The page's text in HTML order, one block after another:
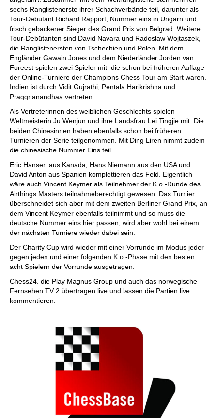
sechs Ranglistenerste ihrer Schachverbände teil, darunter als
Tour-Debütant Richard Rapport, Nummer eins in Ungarn und
frisch gebackener Sieger des Grand Prix von Belgrad. Weitere
Tour-Debütanten sind David Navara und Radoslaw Wojtaszek,
die Ranglistenersten von Tschechien und Polen. Mit dem
Engländer Gawain Jones und dem Niederländer Jorden van
Foreest spielen zwei Spieler mit, die schon bei früheren Auflage
der Online-Turniere der Champions Chess Tour am Start waren.
Indien ist durch Vidit Gujrathi, Pentala Harikrishna und
Praggnanandhaa vertreten.
Als Vertreterinnen des weiblichen Geschlechts spielen
Weltmeisterin Ju Wenjun und ihre Landsfrau Lei Tingjie mit. Die
beiden Chinesinnen haben ebenfalls schon bei früheren
Turnieren der Serie teilgenommen. Mit Ding Liren nimmt zudem
die chinesische Nummer Eins teil.
Eric Hansen aus Kanada, Hans Niemann aus den USA und
David Anton aus Spanien komplettieren das Feld. Eigentlich
wäre auch Vincent Keymer als Teilnehmer der K.o.-Runde des
Airthings Masters teilnahmeberechtigt gewesen. Das Turnier
überschneidet sich aber mit dem zweiten Berliner Grand Prix, an
dem Vincent Keymer ebenfalls teilnimmt und so muss die
deutsche Nummer eins hier passen, wird aber wohl bei einem
der nächsten Turniere wieder dabei sein.
Der Charity Cup wird wieder mit einer Vorrunde im Modus jeder
gegen jeden und einer folgenden K.o.-Phase mit den besten
acht Spielern der Vorrunde ausgetragen.
Chess24, die Play Magnus Group und auch das norwegische
Fernsehen TV 2 übertragen live und lassen die Partien live
kommentieren.